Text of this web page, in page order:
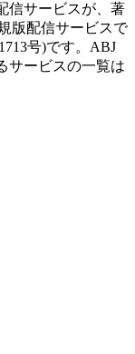
信サービスが、著
版配信サービスで
号)です。ABJ
サービスの一覧は